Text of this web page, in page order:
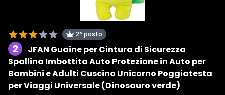
2° posto
2
JFAN Guaine per Cintura di Sicurezza
Spallina Imbottita Auto Protezione in Auto per
Bambini e Adulti Cuscino Unicorno Poggiatesta
per Viaggi Universale (Dinosauro verde)